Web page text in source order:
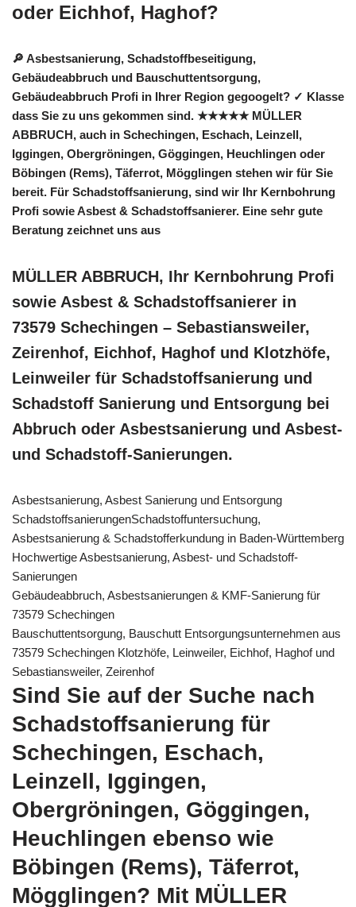
oder Eichhof, Haghof?
🔎 Asbestsanierung, Schadstoffbeseitigung,
Gebäudeabbruch und Bauschuttentsorgung,
Gebäudeabbruch Profi in Ihrer Region gegoogelt? ✓ Klasse
dass Sie zu uns gekommen sind. ★★★★★ MÜLLER
ABBRUCH, auch in Schechingen, Eschach, Leinzell,
Iggingen, Obergröningen, Göggingen, Heuchlingen oder
Böbingen (Rems), Täferrot, Mögglingen stehen wir für Sie
bereit. Für Schadstoffsanierung, sind wir Ihr Kernbohrung
Profi sowie Asbest & Schadstoffsanierer. Eine sehr gute
Beratung zeichnet uns aus
MÜLLER ABBRUCH, Ihr Kernbohrung Profi
sowie Asbest & Schadstoffsanierer in
73579 Schechingen – Sebastiansweiler,
Zeirenhof, Eichhof, Haghof und Klotzhöfe,
Leinweiler für Schadstoffsanierung und
Schadstoff Sanierung und Entsorgung bei
Abbruch oder Asbestsanierung und Asbest-
und Schadstoff-Sanierungen.
Asbestsanierung, Asbest Sanierung und Entsorgung
SchadstoffsanierungenSchadstoffuntersuchung,
Asbestsanierung & Schadstofferkundung in Baden-Württemberg
Hochwertige Asbestsanierung, Asbest- und Schadstoff-
Sanierungen
Gebäudeabbruch, Asbestsanierungen & KMF-Sanierung für
73579 Schechingen
Bauschuttentsorgung, Bauschutt Entsorgungsunternehmen aus
73579 Schechingen Klotzhöfe, Leinweiler, Eichhof, Haghof und
Sebastiansweiler, Zeirenhof
Sind Sie auf der Suche nach
Schadstoffsanierung für
Schechingen, Eschach,
Leinzell, Iggingen,
Obergröningen, Göggingen,
Heuchlingen ebenso wie
Böbingen (Rems), Täferrot,
Mögglingen? Mit MÜLLER